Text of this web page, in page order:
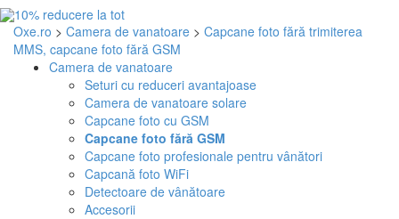
Oxe.ro > Camera de vanatoare > Capcane foto fără trimiterea
MMS, capcane foto fără GSM
Camera de vanatoare
Seturi cu reduceri avantajoase
Camera de vanatoare solare
Capcane foto cu GSM
Capcane foto fără GSM
Capcane foto profesionale pentru vânători
Capcană foto WiFi
Detectoare de vânătoare
Accesorii